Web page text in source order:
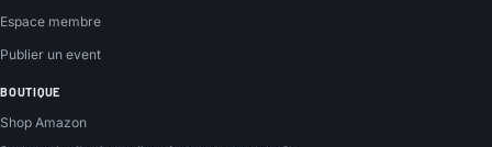
Espace membre
Publier un event
BOUTIQUE
Shop Amazon